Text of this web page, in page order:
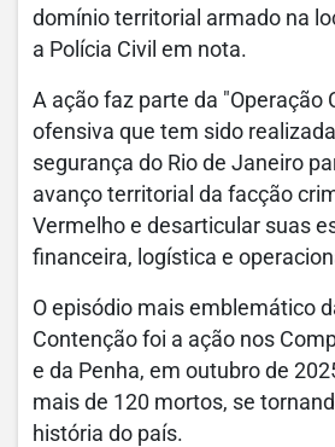
domínio territorial armado na
a Polícia Civil em nota.
A ação faz parte da "Operação
ofensiva que tem sido
segurança do Rio de Janeiro
avanço territorial da facção
Vermelho e desarticular suas
financeira, logística e
O episódio mais emblemático
Contenção foi a ação nos
e da Penha, em outubro de
mais de 120 mortos, se
história do país.